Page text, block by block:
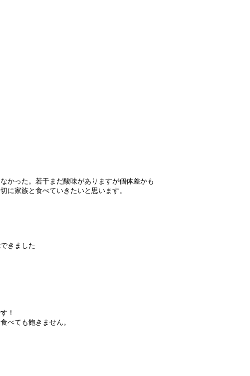
かった。若干まだ酸味がありますが個体差かも
に家族と食べていきたいと思います。
きました
！
べても飽きません。